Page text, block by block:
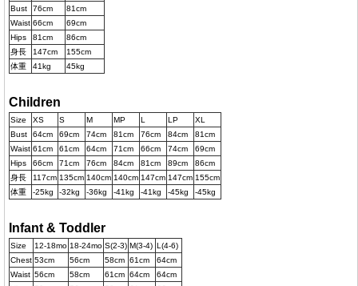
Bust
76cm
81cm
Waist 66cm
69cm
Hips
81cm
86cm
身長
147cm
155cm
体重
41kg 45kg
Children
Size XS S M MP L LP
XL
Bust
64cm 69cm 74cm 81cm 76cm 84cm
81cm
Waist 61cm 61cm 64cm 71cm 66cm 74cm
69cm
Hips
66cm 71cm 76cm 84cm 81cm 89cm
86cm
身長
117cm 135cm 140cm 140cm 147cm 147cm 155cm
体重
-25kg -32kg -36kg -41kg -41kg -45kg -45kg
Infant & Toddler
Size 12-18mo 18-24mo S(2-3) M(3-4) L(4-6)
Chest 53cm 56cm 58cm 61cm
64cm
Waist 56cm 58cm 61cm 64cm
64cm